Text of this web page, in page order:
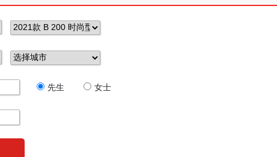
先生 女士